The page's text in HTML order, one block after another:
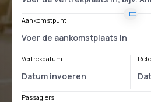
Aankomstpunt
Vertrekdatum
Passagiers